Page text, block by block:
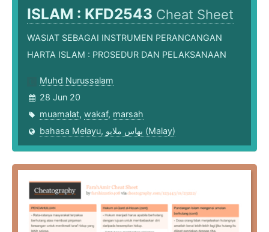
ISLAM : KFD2543 Cheat Sheet
WASIAT SEBAGAI INSTRUMEN PERANCANGAN
HARTA ISLAM : PROSEDUR DAN PELAKSANAAN
Muhd Nurussalam
28 Jun 20
muamalat, wakaf, marsah
bahasa Melayu, بهاس ملايو‎ (Malay)